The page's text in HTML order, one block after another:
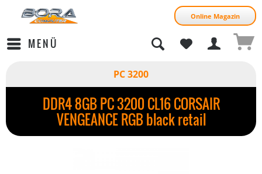
Online Magazin
MENÜ
PC 3200
DDR4 8GB PC 3200 CL16 CORSAIR
VENGEANCE RGB black retail